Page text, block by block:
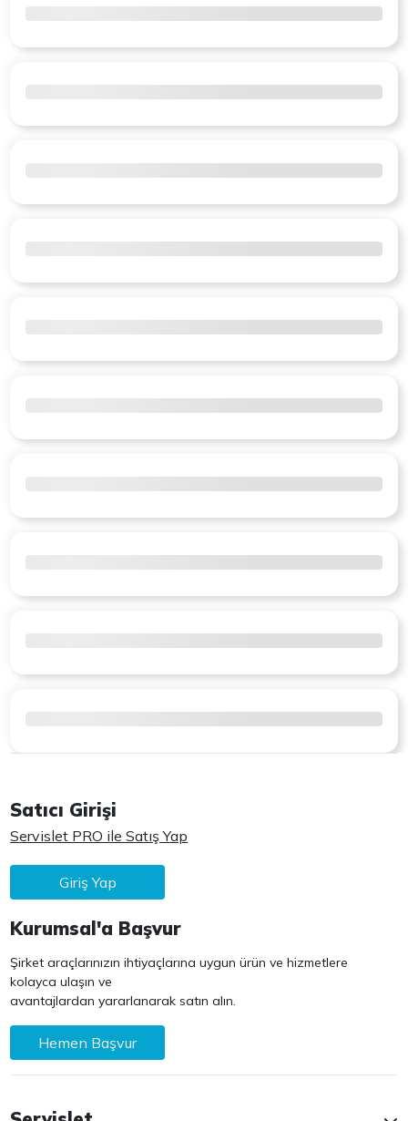
Satıcı Girişi
Servislet PRO ile Satış Yap
Giriş Yap
Kurumsal'a Başvur
Şirket araçlarınızın ihtiyaçlarına uygun ürün ve hizmetlere
kolayca ulaşın ve
avantajlardan yararlanarak satın alın.
Hemen Başvur